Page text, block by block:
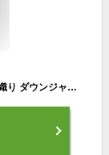
S/M ダウンジャケット レディース アウター 上着 羽織り ダウンジャケット キルティング ノーカラー キルティング ジャケット アウター キルティングコート 長袖 防寒 ワイド オーバーサイズ ゆったり 秋 冬 ノーカラージャケット TK-S